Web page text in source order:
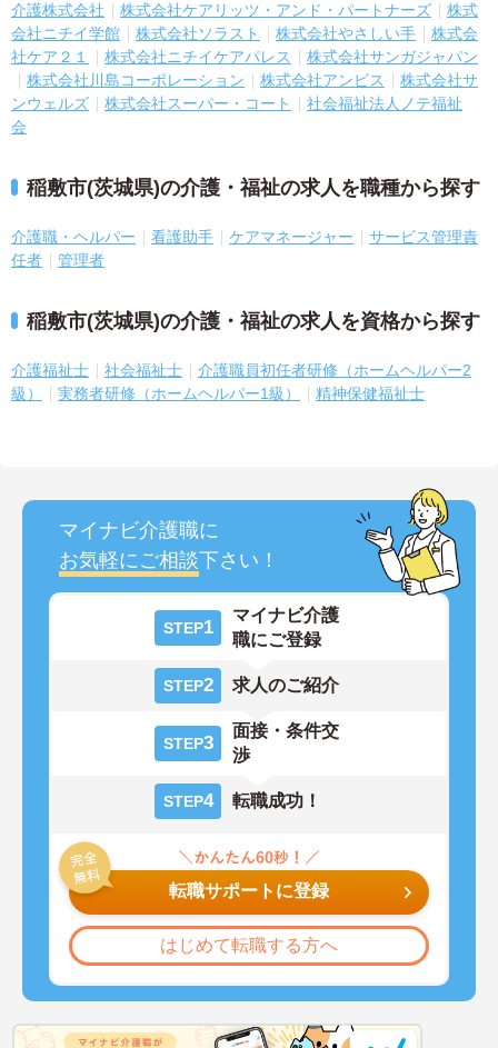
介護株式会社
株式会社ケアリッツ・アンド・パートナーズ
株式
会社ニチイ学館
株式会社ソラスト 株式会社やさしい手
株式会
社ケア２１
株式会社ニチイケアパレス
株式会社サンガジャパン
株式会社川島コーポレーション
株式会社アンビス
株式会社サ
ンウェルズ
株式会社スーパー・コート
社会福祉法人ノテ福祉
会
稲敷市(茨城県)の介護・福祉の求人を職種から探す
介護職・ヘルパー 看護助手 ケアマネージャー
サービス管理責
任者
管理者
稲敷市(茨城県)の介護・福祉の求人を資格から探す
介護福祉士 社会福祉士
介護職員初任者研修（ホームヘルパー2
級）
実務者研修（ホームヘルパー1級） 精神保健福祉士
マイナビ介護職に
お気軽にご相談下さい！
STEP1
マイナビ介護
職にご登録
STEP2 求人のご紹介
STEP3
面接・条件交
渉
STEP4 転職成功！
転職サポートに登録
はじめて転職する方へ